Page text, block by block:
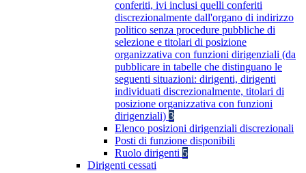
conferiti, ivi inclusi quelli conferiti
discrezionalmente dall'organo di indirizzo
politico senza procedure pubbliche di
selezione e titolari di posizione
organizzativa con funzioni dirigenziali (da
pubblicare in tabelle che distinguano le
seguenti situazioni: dirigenti, dirigenti
individuati discrezionalmente, titolari di
posizione organizzativa con funzioni
dirigenziali) 3
Elenco posizioni dirigenziali discrezionali
Posti di funzione disponibili
Ruolo dirigenti 5
Dirigenti cessati